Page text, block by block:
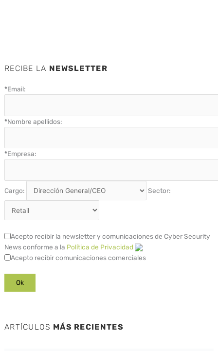
RECIBE LA NEWSLETTER
*Email:
*Nombre apellidos:
*Empresa:
Cargo: Sector:
Acepto recibir la newsletter y comunicaciones de Cyber Security
News conforme a la Política de Privacidad
Acepto recibir comunicaciones comerciales
ARTÍCULOS MÁS RECIENTES